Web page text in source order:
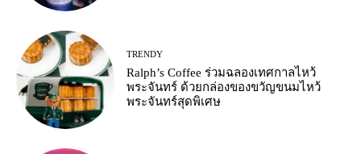
TRENDY
Ralph’s Coffee ร่วมฉลองเทศกาลไหว้
พระจันทร์ ด้วยกล่องของขวัญขนมไหว้
พระจันทร์สุดพิเศษ